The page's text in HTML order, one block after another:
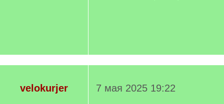
velokurjer
7 мая 2025 19:22